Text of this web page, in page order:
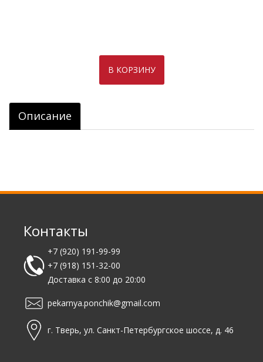
Описание
Контакты
+7 (920) 191-99-99
+7 (918) 151-32-00
Доставка с 8:00 до 20:00
pekarnya.ponchik@gmail.com
г. Тверь, ул. Санкт-Петербургское шоссе, д. 46